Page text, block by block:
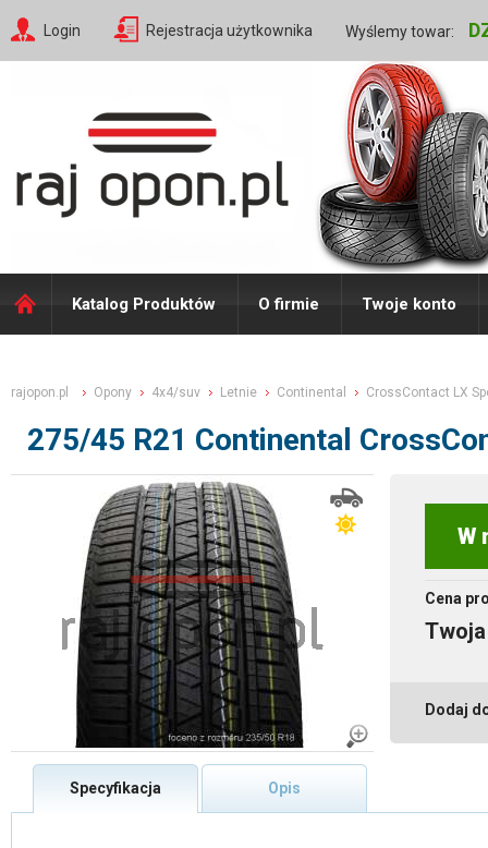
Login Rejestracja użytkownika Wyślemy towar:
Katalog Produktów O firmie Twoje konto
rajopon.pl Opony 4x4/suv Letnie Continental CrossContact LX
275/45 R21 Continental
W
Cena
Dodaj
Specyfikacja Opis